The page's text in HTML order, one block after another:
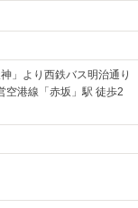
」より西鉄バス明治通り
空港線「赤坂」駅 徒歩2